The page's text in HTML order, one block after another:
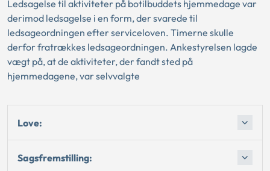
Ledsagelse til aktiviteter på botilbuddets hjemmedage var
derimod ledsagelse i en form, der svarede til
ledsageordningen efter serviceloven. Timerne skulle
derfor fratrækkes ledsageordningen. Ankestyrelsen lagde
vægt på, at de aktiviteter, der fandt sted på
hjemmedagene, var selvvalgte
Love:
Sagsfremstilling: